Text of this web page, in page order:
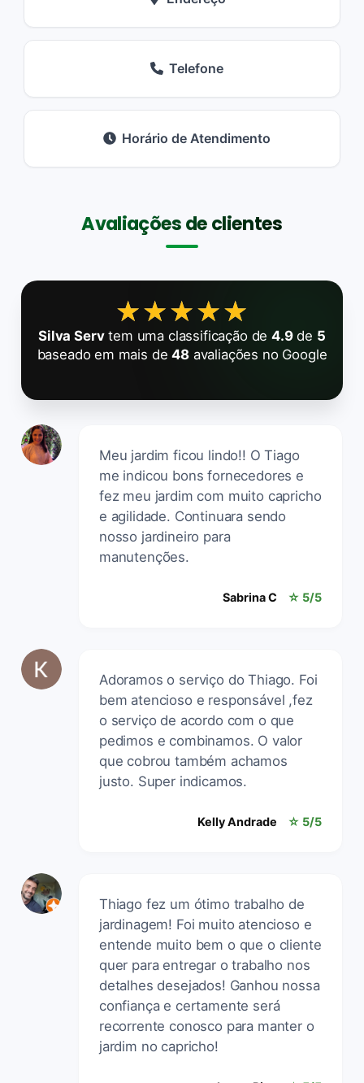
Telefone
Horário de Atendimento
Avaliações de clientes
★★★★★
★★★★★
Silva Servtem uma classificação de4.9de 5
baseado em mais de48 avaliações no Google
Meu jardim ficou lindo!! O Tiago
me indicou bons fornecedores e
fez meu jardim com muito capricho
e agilidade. Continuara sendo
nosso jardineiro para
manutenções.
Sabrina C ☆ 5/5
Adoramos o serviço do Thiago. Foi
bem atencioso e responsável ,fez
o serviço de acordo com o que
pedimos e combinamos. O valor
que cobrou também achamos
justo. Super indicamos.
Kelly Andrade ☆ 5/5
Thiago fez um ótimo trabalho de
jardinagem! Foi muito atencioso e
entende muito bem o que o cliente
quer para entregar o trabalho nos
detalhes desejados! Ganhou nossa
confiança e certamente será
recorrente conosco para manter o
jardim no capricho!